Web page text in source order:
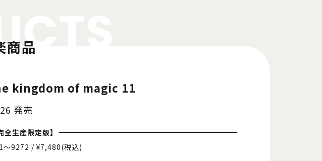
C
商品
kingdom of magic 11
発売
生産限定版】
〜9272 / ¥7,480(税込)